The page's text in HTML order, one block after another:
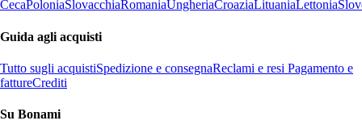
CecaPoloniaSlovacchiaRomaniaUngheriaCroaziaLituaniaLettonia
Guida agli acquisti
Tutto sugli acquistiSpedizione e consegnaReclami e resi Pagamento e
fattureCrediti
Su Bonami